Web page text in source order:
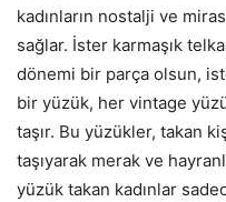
kadınların nostalji ve
sağlar. İster karmaşık
dönemi bir parça olsun,
bir yüzük, her vintage
taşır. Bu yüzükler, takan
taşıyarak merak ve
yüzük takan kadınlar